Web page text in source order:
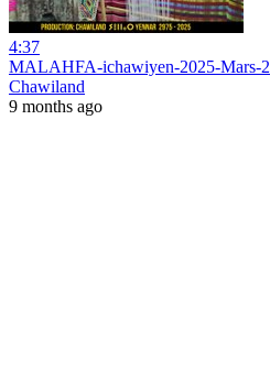
4:37
MALAHFA-ichawiyen-2025-Mars-2
Chawiland
9 months ago